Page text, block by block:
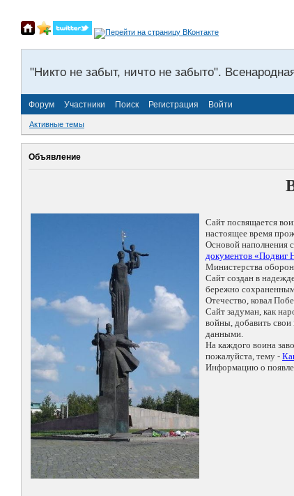
"Никто не забыт, ничто не забыто".
Форум Участники Поиск Регистрация Войти
Активные темы
Объявление
Сайт посвящается
настоящее время
Основой наполнения
документов «Подвиг
Министерства
Сайт создан в
бережно
Отечество, ковал
Сайт задуман, как
войны, добавить
данными.
На каждого воина
пожалуйста, тему -
Информацию о